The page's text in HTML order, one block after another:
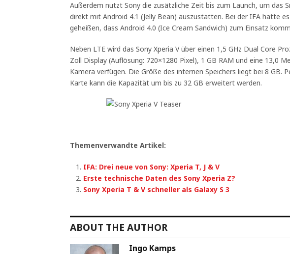
Außerdem nutzt Sony die zusätzliche Zeit bis zum Launch, um das
direkt mit Android 4.1 (Jelly Bean) auszustatten. Bei der IFA hatte
geheißen, dass Android 4.0 (Ice Cream Sandwich) zum Einsatz
Neben LTE wird das Sony Xperia V über einen 1,5 GHz Dual Core
Zoll Display (Auflösung: 720×1280 Pixel), 1 GB RAM und eine 13,0
Kamera verfügen. Die Größe des internen Speichers liegt bei 8 GB.
Karte kann die Kapazität um bis zu 32 GB erweitert werden.
Themenverwandte Artikel:
IFA: Drei neue von Sony: Xperia T, J & V
Erste technische Daten des Sony Xperia Z?
Sony Xperia T & V schneller als Galaxy S 3
ABOUT THE AUTHOR
Ingo Kamps